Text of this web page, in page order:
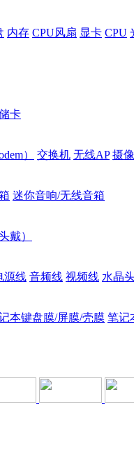
内存 CPU风扇 显卡 CPU
卡
） 交换机 无线AP 摄
迷你音响/无线音箱
戴）
源线 音频线 视频线 水晶
本键盘膜/屏膜/壳膜 笔记